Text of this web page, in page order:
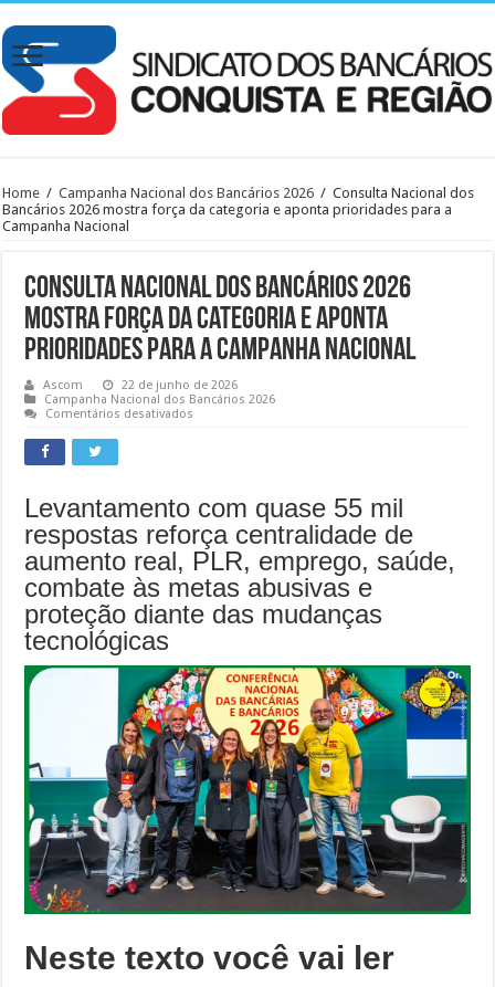
Home / Campanha Nacional dos Bancários 2026 / Consulta Nacional dos
Bancários 2026 mostra força da categoria e aponta prioridades para a
Campanha Nacional
Consulta Nacional dos Bancários 2026
mostra força da categoria e aponta
prioridades para a Campanha Nacional
Ascom
22 de junho de 2026
Campanha Nacional dos Bancários 2026
Comentários desativados
força
da
categoria
e
aponta
prioridades
para
a
Levantamento com quase 55 mil
respostas reforça centralidade de
aumento real, PLR, emprego, saúde,
combate às metas abusivas e
proteção diante das mudanças
tecnológicas
Neste texto você vai ler